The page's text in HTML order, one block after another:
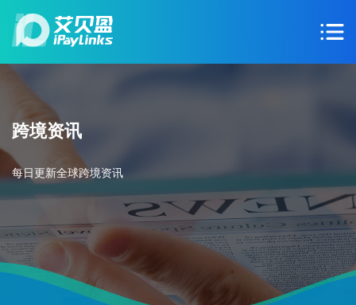
跨境资讯
每日更新全球跨境资讯